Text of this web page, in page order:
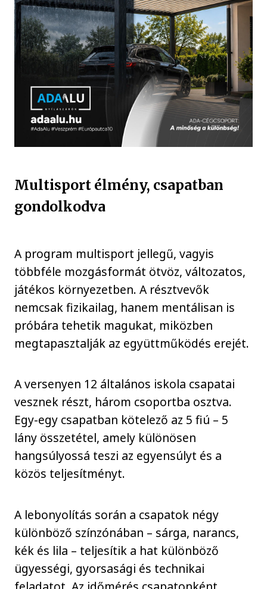
Multisport élmény, csapatban
gondolkodva
A program multisport jellegű, vagyis
többféle mozgásformát ötvöz, változatos,
játékos környezetben. A résztvevők
nemcsak fizikailag, hanem mentálisan is
próbára tehetik magukat, miközben
megtapasztalják az együttműködés erejét.
A versenyen 12 általános iskola csapatai
vesznek részt, három csoportba osztva.
Egy-egy csapatban kötelező az 5 fiú – 5
lány összetétel, amely különösen
hangsúlyossá teszi az egyensúlyt és a
közös teljesítményt.
A lebonyolítás során a csapatok négy
különböző színzónában – sárga, narancs,
kék és lila – teljesítik a hat különböző
ügyességi, gyorsasági és technikai